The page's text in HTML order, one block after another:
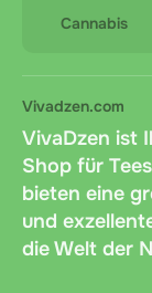
Cannabis
Vivadzen.com
VivaDzen ist
Shop für
bieten eine
und
die Welt der